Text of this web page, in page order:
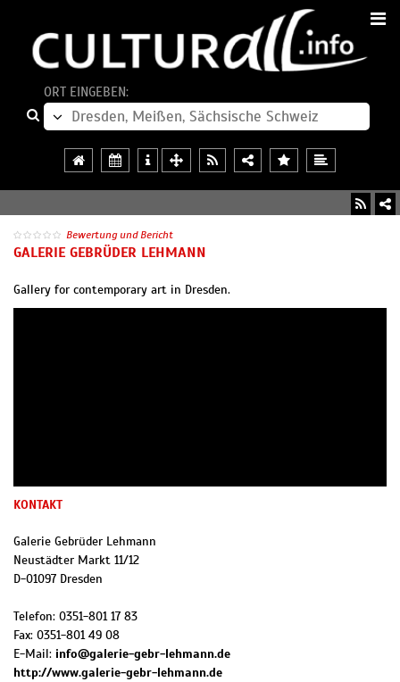
ORT EINGEBEN:
Bewertung und Bericht
GALERIE GEBRÜDER LEHMANN
Gallery for contemporary art in Dresden.
KONTAKT
Galerie Gebrüder Lehmann
Neustädter Markt 11/12
D-01097 Dresden
Telefon: 0351-801 17 83
Fax: 0351-801 49 08
E-Mail: info@galerie-gebr-lehmann.de
http://www.galerie-gebr-lehmann.de